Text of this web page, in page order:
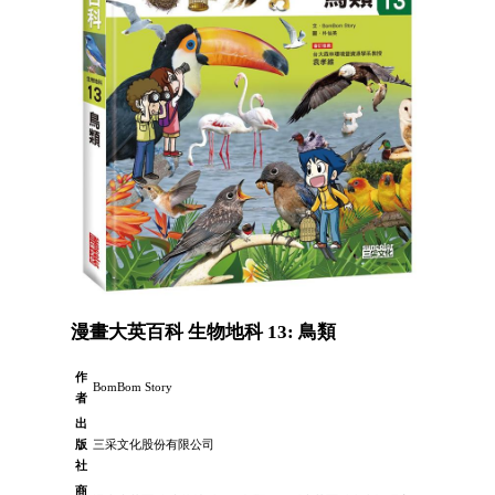
漫畫大英百科 生物地科 13: 鳥類
作
者
BomBom Story
出
版
社
三采文化股份有限公司
商